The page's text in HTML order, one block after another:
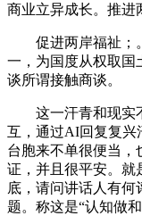
商业立异成长。推进
促进两岸福祉；。
一，为国度从权取国
谈所谓接触商谈。
这一汗青和现实不
互，通过AI回复复兴
台胞来不单很便当，
证，并且很平安。就
底，请问讲话人有何
题。称这是“认知做